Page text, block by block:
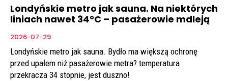
Londyńskie metro jak sauna. Na niektórych
liniach nawet 34°C – pasażerowie mdleją
2026-07-29
Londyńskie metro jak sauna. Bydło ma większą ochronę
przed upałem niż pasażerowie metra? temperatura
przekracza 34 stopnie, jest duszno!